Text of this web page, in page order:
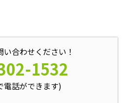
合わせください！
1532
電話ができます)